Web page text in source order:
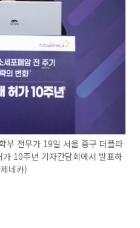
부 전무가 19일 서울 중구 더플라
10주년 기자간담회에서 발표하
네카)